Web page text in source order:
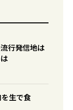
行発信地は
生で食